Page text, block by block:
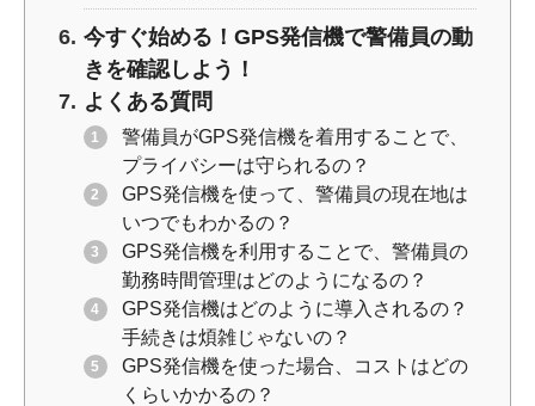
今すぐ始める！GPS発信機で警備員の動
きを確認しよう！
よくある質問
警備員がGPS発信機を着用することで、
プライバシーは守られるの？
GPS発信機を使って、警備員の現在地は
いつでもわかるの？
GPS発信機を利用することで、警備員の
勤務時間管理はどのようになるの？
GPS発信機はどのように導入されるの？
手続きは煩雑じゃないの？
GPS発信機を使った場合、コストはどの
くらいかかるの？